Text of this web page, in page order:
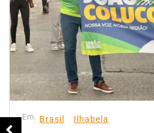
Em Brasil Ilhabela